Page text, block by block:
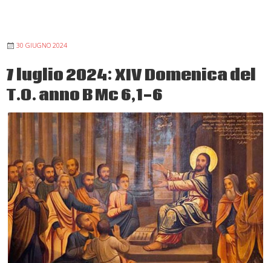
anno
B
6,
7-
13
30 GIUGNO 2024
7 luglio 2024: XIV Domenica del
T.O. anno B Mc 6,1-6